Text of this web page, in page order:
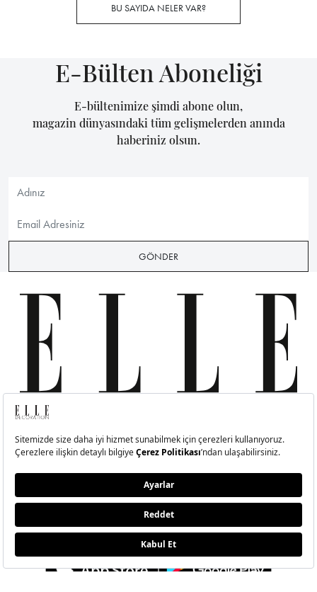
BU SAYIDA NELER VAR?
E-Bülten Aboneliği
E-bültenimize şimdi abone olun,
magazin dünyasındaki tüm gelişmelerden anında
haberiniz olsun.
GÖNDER
MODA
Moda Haberleri
Trend
Stil
Moda Haftaları
Mücevher & Saat
Elle Etkinlikleri
Makyaj
Cilt
Sağlık